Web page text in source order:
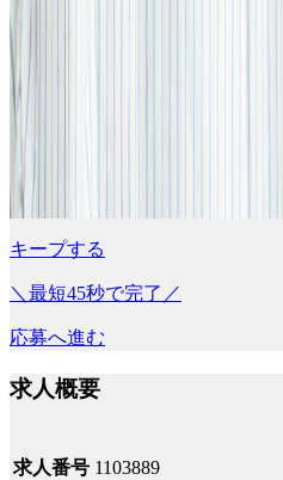
キープする
＼最短45秒で完了／
応募へ進む
求人概要
求人番号 1103889